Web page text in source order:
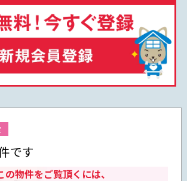
です
の物件をご覧頂くには、